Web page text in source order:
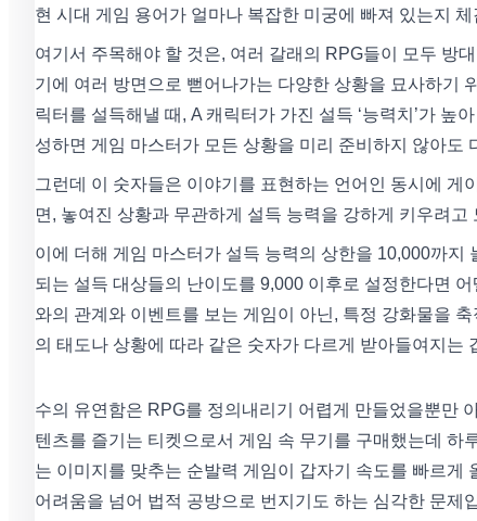
현 시대 게임 용어가 얼마나 복잡한 미궁에 빠져 있는지
여기서 주목해야 할 것은, 여러 갈래의 RPG들이 모두 방
기에 여러 방면으로 뻗어나가는 다양한 상황을 묘사하기
릭터를 설득해낼 때, A 캐릭터가 가진 설득 ‘능력치’가 높
성하면 게임 마스터가 모든 상황을 미리 준비하지 않아도
그런데 이 숫자들은 이야기를 표현하는 언어인 동시에
면, 놓여진 상황과 무관하게 설득 능력을 강하게 키우려
이에 더해 게임 마스터가 설득 능력의 상한을 10,000까
되는 설득 대상들의 난이도를 9,000 이후로 설정한다면
와의 관계와 이벤트를 보는 게임이 아닌, 특정 강화물을
의 태도나 상황에 따라 같은 숫자가 다르게 받아들여지는
수의 유연함은 RPG를 정의내리기 어렵게 만들었을뿐만
텐츠를 즐기는 티켓으로서 게임 속 무기를 구매했는데
는 이미지를 맞추는 순발력 게임이 갑자기 속도를 빠르게
어려움을 넘어 법적 공방으로 번지기도 하는 심각한 문